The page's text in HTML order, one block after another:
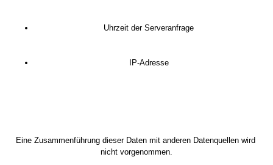
Uhrzeit der Serveranfrage
IP-Adresse
Eine Zusammenführung dieser Daten mit anderen Datenquellen wird
nicht vorgenommen.